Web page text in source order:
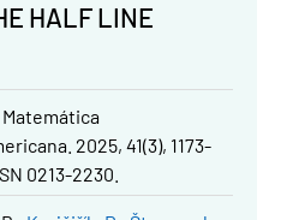
HALF LINE
2025, 41(3), 1173-
0213-2230.